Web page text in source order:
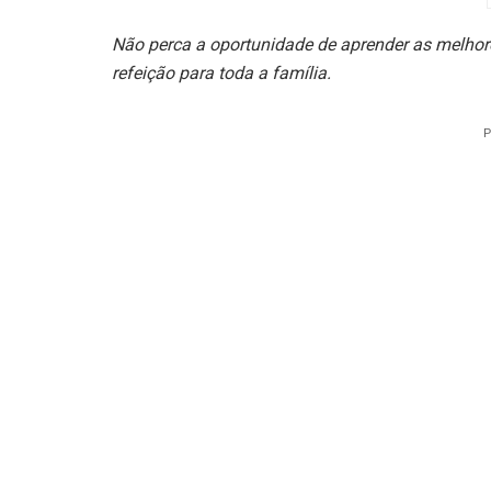
Não perca a oportunidade de aprender as
refeição para toda a família.